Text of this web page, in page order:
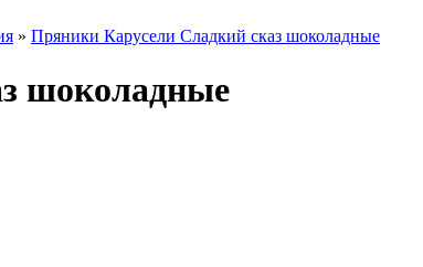
» Пряники Карусели Сладкий сказ шоколадные
шоколадные